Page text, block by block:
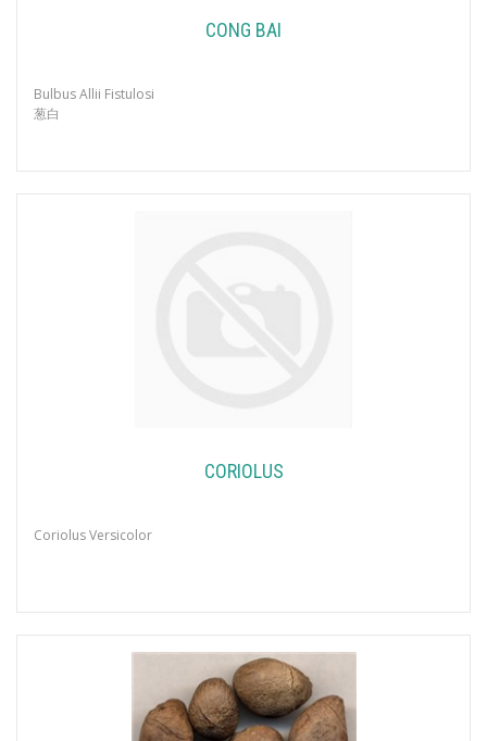
CONG BAI
Bulbus Allii Fistulosi
葱白
CORIOLUS
Coriolus Versicolor